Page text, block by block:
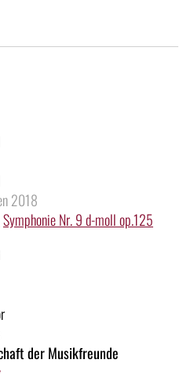
2018
Symphonie Nr. 9 d-moll op.125
der Musikfreunde